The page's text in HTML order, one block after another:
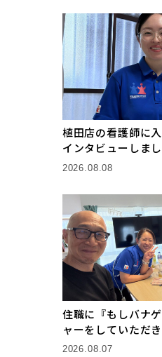
植田店の看護師に
インタビューしま
2026.08.08
住職に『もしバナ
ャーをしていただ
2026.08.07